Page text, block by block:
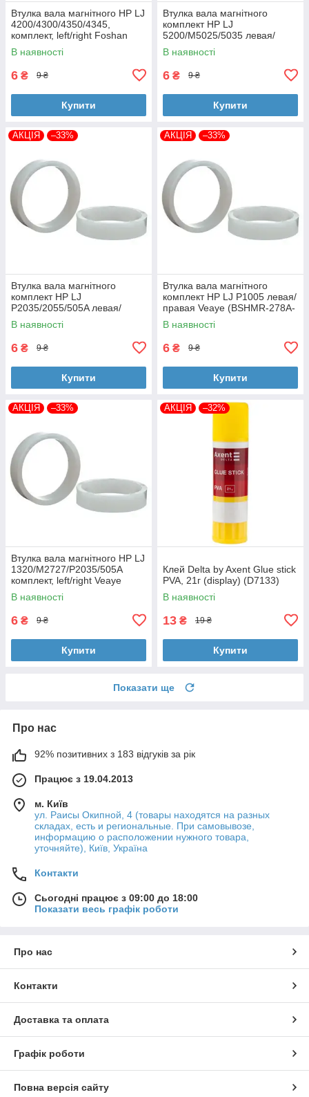
Втулка вала магнітного HP LJ
4200/4300/4350/4345,
комплект, left/right Foshan
(MAG-1338A-BSH-Foshan)
В наявності
6 ₴ 9 ₴
Купити
Втулка вала магнітного
комплект HP LJ
5200/M5025/5035 левая/
правая Foshan (MAG-7516A-
BSH-Foshan)
В наявності
6 ₴ 9 ₴
Купити
АКЦІЯ –33%
Втулка вала магнітного
комплект HP LJ
P2035/2055/505A левая/
правая Veaye (BSHMR-505A-
VE)
В наявності
6 ₴ 9 ₴
Купити
АКЦІЯ –33%
Втулка вала магнітного
комплект HP LJ P1005 левая/
правая Veaye (BSHMR-278A-
VE)
В наявності
6 ₴ 9 ₴
Купити
АКЦІЯ –33%
Втулка вала магнітного HP LJ
1320/M2727/P2035/505A
комплект, left/right Veaye
(BSHMR-505U-VE)
В наявності
6 ₴ 9 ₴
Купити
АКЦІЯ –32%
Клей Delta by Axent Glue stick
PVA, 21г (display) (D7133)
В наявності
13 ₴ 19 ₴
Купити
Показати ще
Про нас
92% позитивних з 183 відгуків за рік
Працює з 19.04.2013
м. Київ
ул. Раисы Окипной, 4 (товары находятся на разных
складах, есть и региональные. При самовывозе,
информацию о расположении нужного товара,
уточняйте), Київ, Україна
Контакти
Сьогодні працює з 09:00 до 18:00
Показати весь графік роботи
Про нас
Контакти
Доставка та оплата
Графік роботи
Повна версія сайту